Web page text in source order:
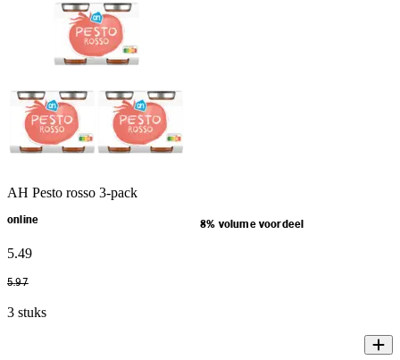
AH Pesto rosso 3-pack
online 8% volume voordeel
5.49
5.97
3 stuks